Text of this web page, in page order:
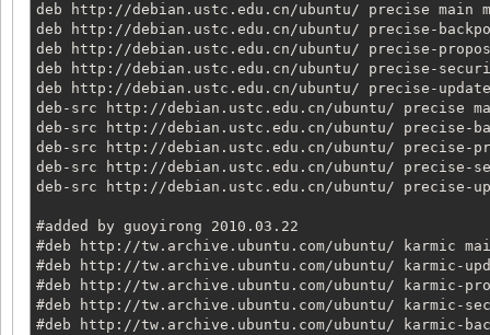
deb http://debian.ustc.edu.cn/ubuntu/ precise main
deb http://debian.ustc.edu.cn/ubuntu/ precise-
deb http://debian.ustc.edu.cn/ubuntu/ precise-
deb http://debian.ustc.edu.cn/ubuntu/ precise-
deb http://debian.ustc.edu.cn/ubuntu/ precise-
deb-src http://debian.ustc.edu.cn/ubuntu/ precise
deb-src http://debian.ustc.edu.cn/ubuntu/ precise-
deb-src http://debian.ustc.edu.cn/ubuntu/ precise-
deb-src http://debian.ustc.edu.cn/ubuntu/ precise-
deb-src http://debian.ustc.edu.cn/ubuntu/ precise-
#added by guoyirong 2010.03.22
#deb http://tw.archive.ubuntu.com/ubuntu/ karmic
#deb http://tw.archive.ubuntu.com/ubuntu/ karmic-
#deb http://tw.archive.ubuntu.com/ubuntu/ karmic-
#deb http://tw.archive.ubuntu.com/ubuntu/ karmic-
#deb http://tw.archive.ubuntu.com/ubuntu/ karmic-